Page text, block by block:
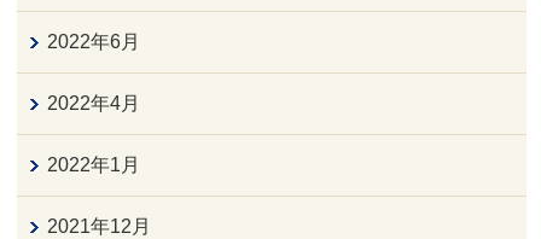
2022年6月
2022年4月
2022年1月
2021年12月